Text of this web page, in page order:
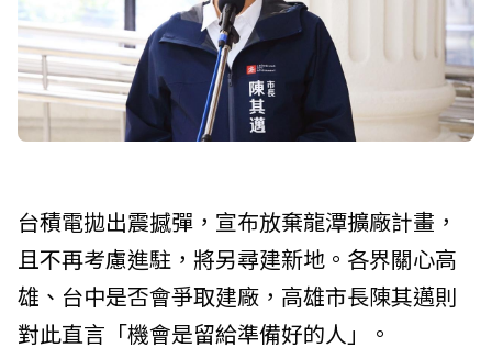
台積電拋出震撼彈，宣布放棄龍潭擴廠計畫，
且不再考慮進駐，將另尋建新地。各界關心高
雄、台中是否會爭取建廠，高雄市長陳其邁則
對此直言「機會是留給準備好的人」。